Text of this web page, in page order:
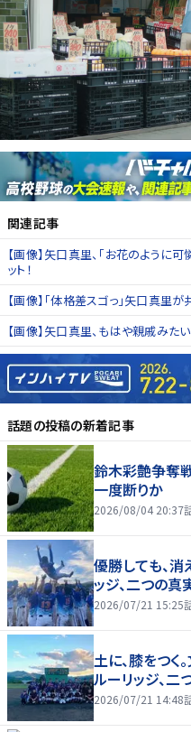
関連記事
【画像】矢口真里、「お花のように
ット！
【画像】「体格差スゴっ」矢口真里
【画像】矢口真里、もはや親戚みた
話題の投稿の新着記事
鈴木彩艶争奪
一度断りか
2026/08/04 20:37
優勝しても、消
ッジ、二つの真
2026/07/21 15:25
土に、膝をつく
ルーリッジ、二
2026/07/21 14:48